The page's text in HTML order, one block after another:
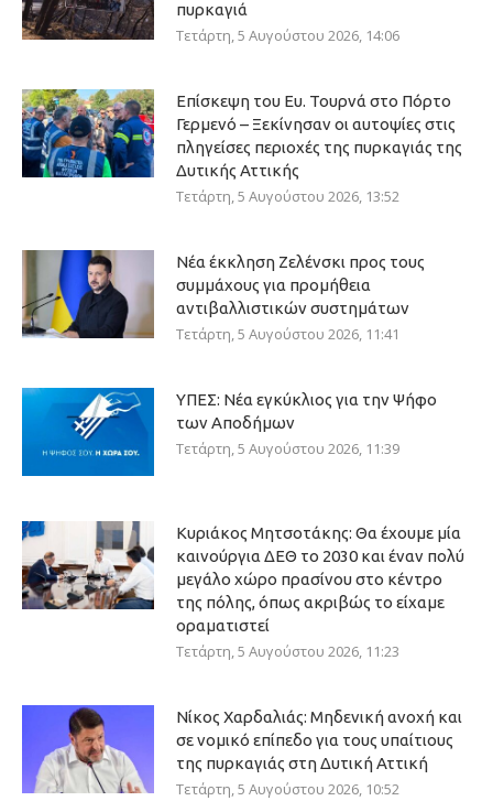
πυρκαγιά
Τετάρτη, 5 Αυγούστου 2026, 14:06
Επίσκεψη του Ευ. Τουρνά στο Πόρτο
Γερμενό – Ξεκίνησαν οι αυτοψίες στις
πληγείσες περιοχές της πυρκαγιάς της
Δυτικής Αττικής
Τετάρτη, 5 Αυγούστου 2026, 13:52
Νέα έκκληση Ζελένσκι προς τους
συμμάχους για προμήθεια
αντιβαλλιστικών συστημάτων
Τετάρτη, 5 Αυγούστου 2026, 11:41
ΥΠΕΣ: Νέα εγκύκλιος για την Ψήφο
των Αποδήμων
Τετάρτη, 5 Αυγούστου 2026, 11:39
Κυριάκος Μητσοτάκης: Θα έχουμε μία
καινούργια ΔΕΘ το 2030 και έναν πολύ
μεγάλο χώρο πρασίνου στο κέντρο
της πόλης, όπως ακριβώς το είχαμε
οραματιστεί
Τετάρτη, 5 Αυγούστου 2026, 11:23
Νίκος Χαρδαλιάς: Μηδενική ανοχή και
σε νομικό επίπεδο για τους υπαίτιους
της πυρκαγιάς στη Δυτική Αττική
Τετάρτη, 5 Αυγούστου 2026, 10:52